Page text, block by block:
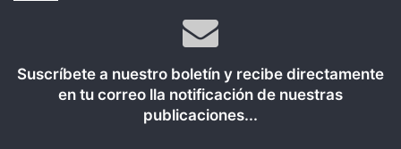
Suscríbete a nuestro boletín y recibe directamente
en tu correo lla notificación de nuestras
publicaciones...